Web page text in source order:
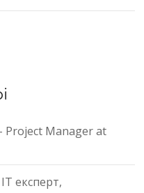
Project Manager at
експерт,